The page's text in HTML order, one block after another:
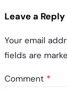
Leave a Reply
Your email
fields are
Comment *